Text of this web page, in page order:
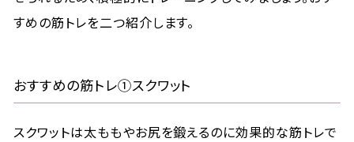
すめの筋トレを二つ紹介します。
おすすめの筋トレ①スクワット
スクワットは太ももやお尻を鍛えるのに効果的な筋トレで